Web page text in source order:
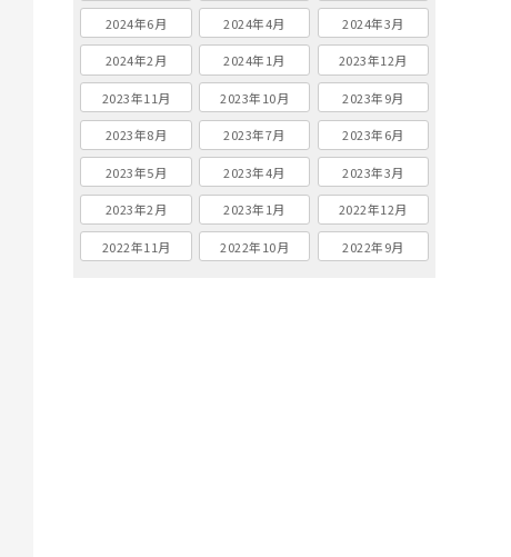
2024年6月 2024年4月 2024年3月
2024年2月 2024年1月 2023年12月
2023年11月 2023年10月 2023年9月
2023年8月 2023年7月 2023年6月
2023年5月 2023年4月 2023年3月
2023年2月 2023年1月 2022年12月
2022年11月 2022年10月 2022年9月